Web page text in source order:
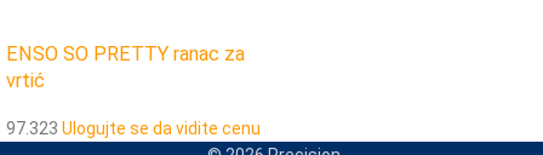
ENSO SO PRETTY ranac za
vrtić
97.323 Ulogujte se da vidite cenu